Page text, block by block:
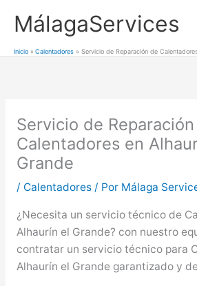
MálagaServices
Inicio Calentadores Servicio de Reparación de
Servicio de
Calentadores en
Grande
/ Calentadores/ Por Málaga
¿Necesita un servicio técnico de
Alhaurín el Grande? con nuestro
contratar un servicio técnico para
Alhaurín el Grande garantizado y